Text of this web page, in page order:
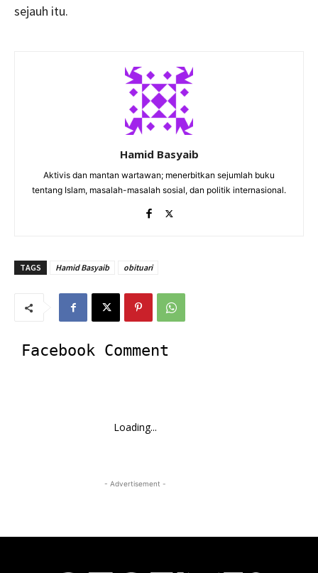
sejauh itu.
Hamid Basyaib
Aktivis dan mantan wartawan; menerbitkan sejumlah buku
tentang Islam, masalah-masalah sosial, dan politik internasional.
TAGS Hamid Basyaib obituari
Facebook Comment
Loading...
- Advertisement -